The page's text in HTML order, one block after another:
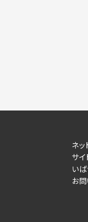
主専用の管理画面に表
事業主（広告主）への提
サービス提供、および
ネッ
サイ
い
お